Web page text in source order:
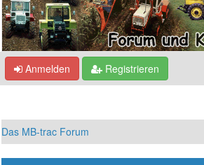
Anmelden Registrieren
Das MB-trac Forum